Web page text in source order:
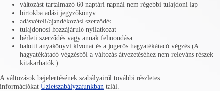
változást tartalmazó 60 naptári napnál nem régebbi tulajdoni lap
birtokba adási jegyzőkönyv
adásvételi/ajándékozási szerződés
tulajdonosi hozzájáruló nyilatkozat
bérleti szerződés vagy annak felmondása
halotti anyakönyvi kivonat és a jogerős hagyatékátadó végzés (A
hagyatékátadó végzésből a változás átvezetéséhez nem releváns részek
kitakarhatók.)
A változások bejelentésének szabályairól további részletes
információkat Üzletszabályzatunkban talál.